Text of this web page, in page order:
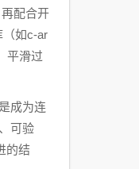
配合开
（如c-ar
平滑过
成为连
可验
的结